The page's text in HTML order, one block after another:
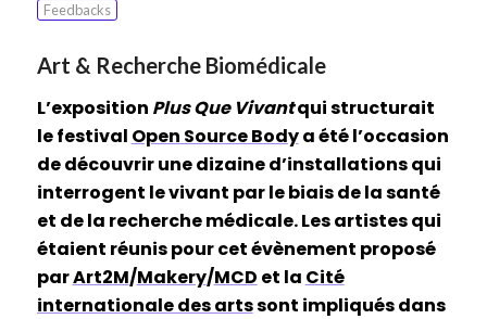
Feedbacks
Art & Recherche Biomédicale
L’exposition Plus Que Vivantqui structurait
le festival Open Source Bodya été l’occasion
de découvrir une dizaine d’installations qui
interrogent le vivant par le biais de la santé
et de la recherche médicale. Les artistes qui
étaient réunis pour cet évènement proposé
parArt2M/Makery/MCD et la Cité
internationale des artssont impliqués dans